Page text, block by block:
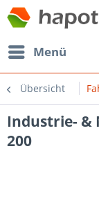
Menü
Übersicht
Industrie- &
200